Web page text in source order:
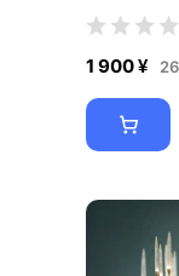
1 900 ¥